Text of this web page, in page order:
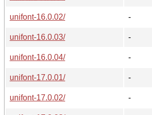
unifont-16.0.02/
-
unifont-16.0.03/
-
unifont-16.0.04/
-
unifont-17.0.01/
-
unifont-17.0.02/
-